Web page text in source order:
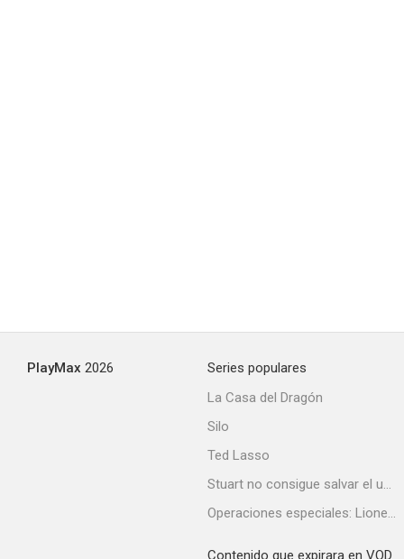
PlayMax 2026
Series populares
La Casa del Dragón
Silo
Ted Lasso
Stuart no consigue salvar el universo
Operaciones especiales: Lioness
Contenido que expirara en VOD